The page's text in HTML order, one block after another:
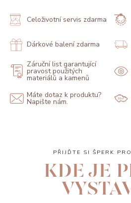
Celoživotní servis zdarma
Dárkové balení zdarma
Záruční list garantující
pravost použitých
materiálů a kamenů
Máte dotaz k produktu?
Napište nám.
PŘIJĎTE SI ŠPERK
KDE JE